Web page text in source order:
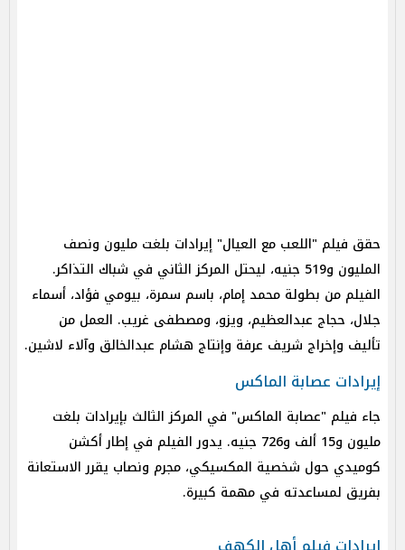
حقق فيلم "اللعب مع العيال" إيرادات بلغت مليون ونصف
المليون و519 جنيه، ليحتل المركز الثاني في شباك التذاكر.
الفيلم من بطولة محمد إمام، باسم سمرة، بيومي فؤاد، أسماء
جلال، حجاج عبدالعظيم، ويزو، ومصطفى غريب. العمل من
تأليف وإخراج شريف عرفة وإنتاج هشام عبدالخالق وآلاء لاشين.
إيرادات عصابة الماكس
جاء فيلم "عصابة الماكس" في المركز الثالث بإيرادات بلغت
مليون و15 ألف و726 جنيه. يدور الفيلم في إطار أكشن
كوميدي حول شخصية المكسيكي، مجرم ونصاب يقرر الاستعانة
بفريق لمساعدته في مهمة كبيرة.